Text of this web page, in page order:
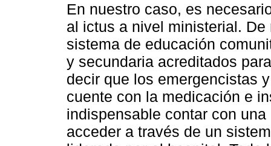
En nuestro caso, es
al ictus a nivel ministerial.
sistema de educación
y secundaria acreditados
decir que los emergencistas
cuente con la medicación e
indispensable contar con
acceder a través de un